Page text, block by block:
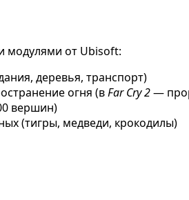
модулями от Ubisoft:
деревья, транспорт)
огня (вFar Cry 2—
вершин)
(тигры, медведи, крокодилы)